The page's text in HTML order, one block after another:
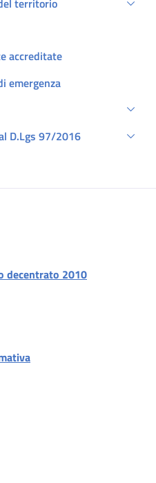
accreditate
emergenza
D.Lgs 97/2016
decentrato 2010